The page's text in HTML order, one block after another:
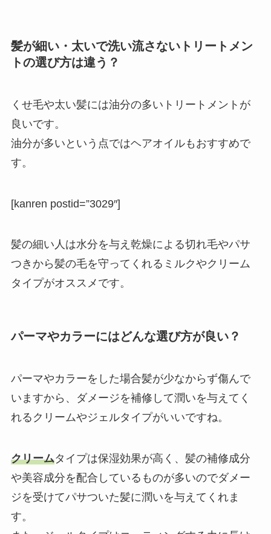
髪が細い・太いで洗い流さないトリートメン
トの選び方は違う？
くせ毛や太い髪には油分の多いトリートメントが
良いです。
油分が多いという点ではヘアオイルもおすすめで
す。
[kanren postid=”3029″]
髪の細い人は水分を与え乾燥による切れ毛やパサ
つきから髪の毛を守ってくれるミルクやクリーム
タイプがオススメです。
パーマやカラーにはどんな選び方が良い？
パーマやカラーをした場合髪が少なからず傷んで
いますから、ダメージを補修して潤いを与えてく
れるクリームやジェルタイプがいいですね。
クリームタイプは保湿効果が高く、髪の補修成分
や美容成分を配合しているものが多いのでダメー
ジを受けてパサついた髪に潤いを与えてくれま
す。